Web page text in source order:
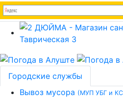
Городские службы
Вывоз мусора (МУП УБГ и